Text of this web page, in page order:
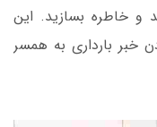
و خاطره بسازید. این
خبر بارداری به همسر